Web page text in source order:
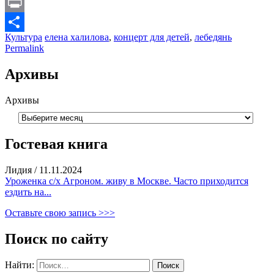
Message
Print
Отправить
Культура елена халилова, концерт для детей, лебедянь
Permalink
Архивы
Архивы
Гостевая книга
Лидия / 11.11.2024
Уроженка с/х Агроном. живу в Москве. Часто приходится
ездить на...
Оставьте свою запись >>>
Поиск по сайту
Найти: